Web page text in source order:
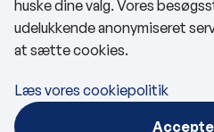
Privatlivspolitik
Cookies
Følg os
huske dine valg. Vores
udelukkende anonymiseret
at sætte cookies.
Læs vores cookiepolitik